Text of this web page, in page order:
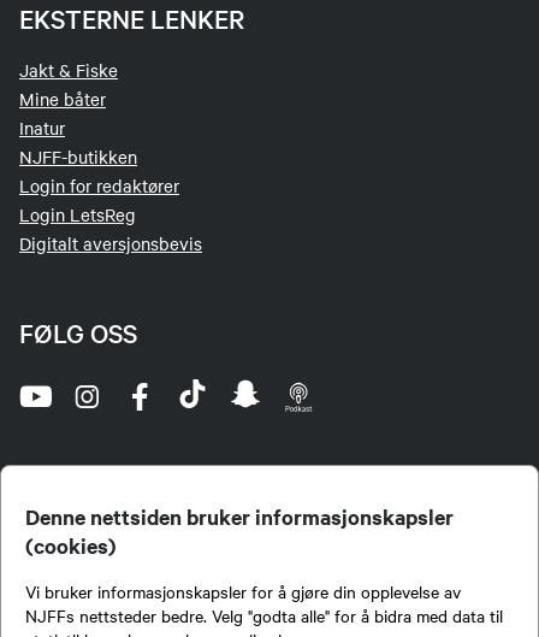
Denne nettsiden bruker informasjonskapsler
(cookies)
Vi bruker informasjonskapsler for å gjøre din opplevelse av
NJFFs nettsteder bedre. Velg "godta alle" for å bidra med data til
EKSTERNE LENKER
Jakt & Fiske
Mine båter
Inatur
NJFF-butikken
Login for redaktører
Login LetsReg
Digitalt aversjonsbevis
FØLG OSS
jegere og sportsfiskere og et av de viktigste miljøene for formidling av kunnskap om jakt og
fiske i Norge. Vi er en partipolitisk nøytral organisasjon, men har et sterkt jakt-, fiske-, og
naturpolitisk engasjement i mange saker.